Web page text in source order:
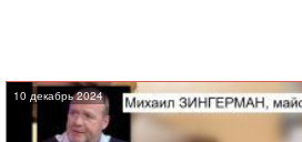
10 декабрь 2024